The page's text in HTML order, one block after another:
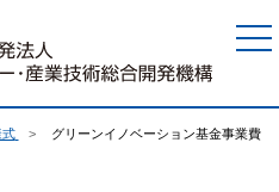
グリーンイノベーション基金事業費